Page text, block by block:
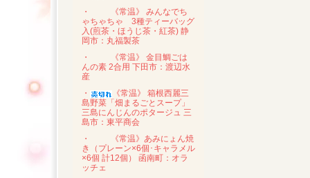
・
《常温》 みんなでち
ゃちゃちゃ 3種ティーバッグ
入(煎茶・ほうじ茶・紅茶) 静
岡市：丸福製茶
・
《常温》 金目鯛ごは
んの素 2合用 下田市：渡辺水
産
・
《常温》 箱根西麗三
島野菜「畑まるごとスープ」
三島にんじんのポタージュ 三
島市：東平商会
・
《常温》あみにょん焼
き（プレーン×6個･キャラメル
×6個 計12個） 函南町：オラ
ッチェ